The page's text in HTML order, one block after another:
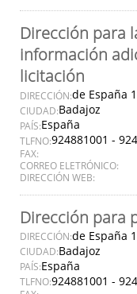
Dirección para
información
licitación
DIRECCIÓN:de España 1
CIUDAD:Badajoz
PAÍS:España
TLFNO:924881001 -
FAX:
CORREO ELETRÓNICO:
DIRECCIÓN WEB:
Dirección para
DIRECCIÓN:de España 1
CIUDAD:Badajoz
PAÍS:España
TLFNO:924881001 -